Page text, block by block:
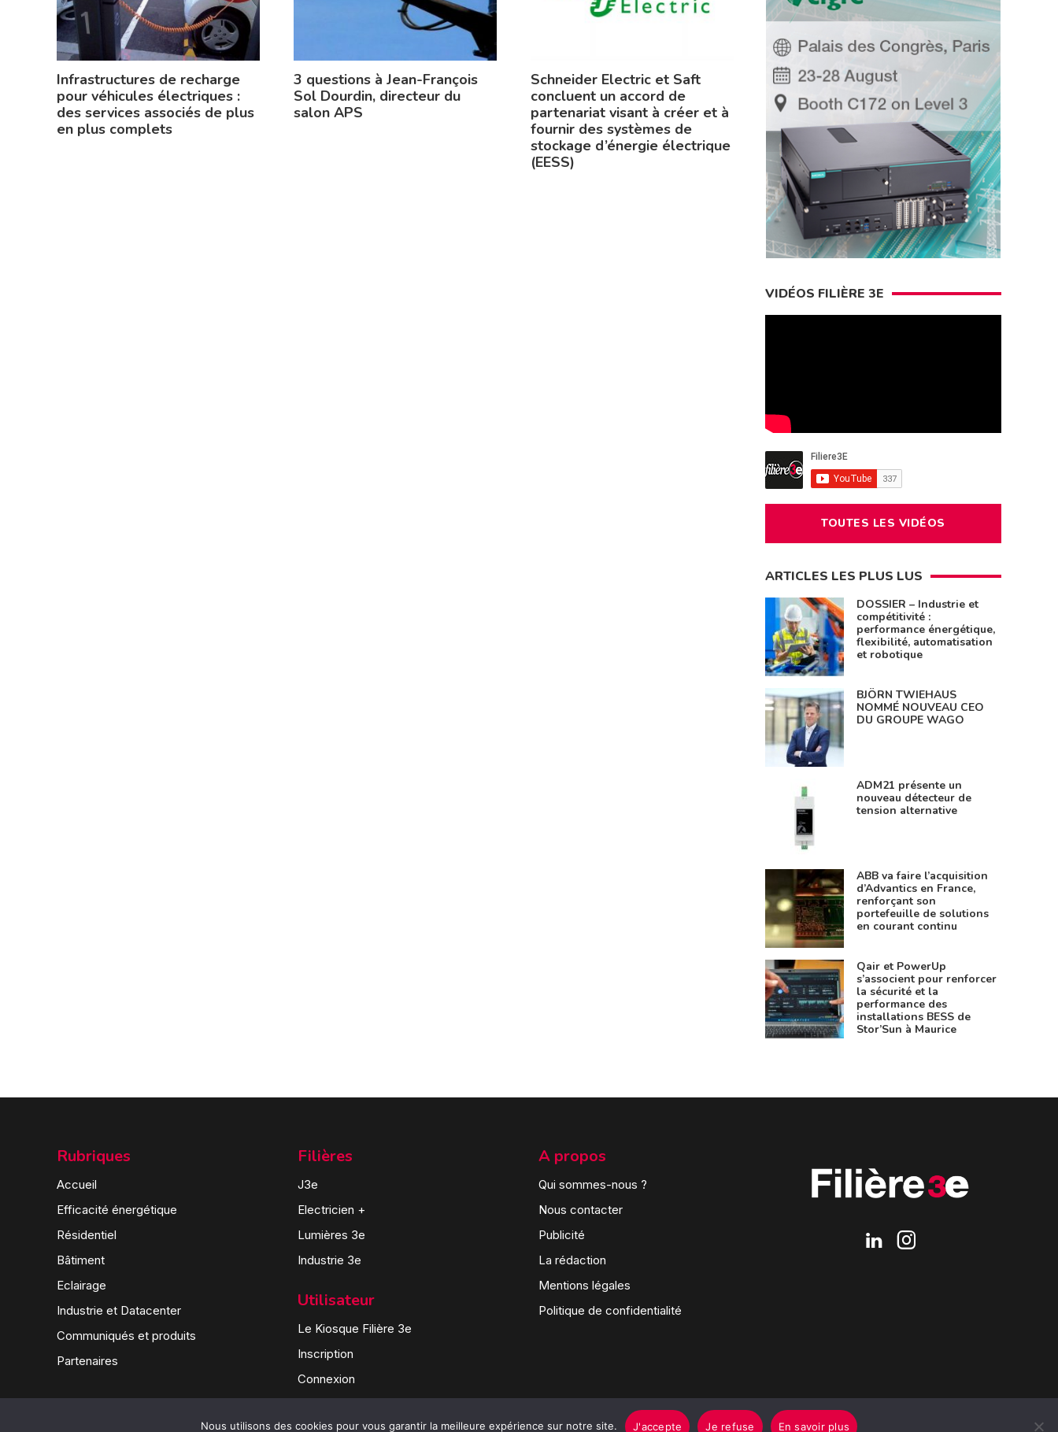
Infrastructures de recharge
pour véhicules électriques :
des services associés de plus
en plus complets
3 questions à Jean-François
Sol Dourdin, directeur du
salon APS
Schneider Electric et Saft
concluent un accord de
partenariat visant à créer et à
fournir des systèmes de
stockage d’énergie électrique
(EESS)
VIDÉOS FILIÈRE 3E
TOUTES LES VIDÉOS
ARTICLES LES PLUS LUS
DOSSIER – Industrie et
compétitivité :
performance énergétique,
flexibilité, automatisation
et robotique
BJÖRN TWIEHAUS
NOMMÉ NOUVEAU CEO
DU GROUPE WAGO
ADM21 présente un
nouveau détecteur de
tension alternative
ABB va faire l’acquisition
d’Advantics en France,
renforçant son
portefeuille de solutions
en courant continu
Qair et PowerUp
s’associent pour renforcer
la sécurité et la
performance des
installations BESS de
Stor’Sun à Maurice
Rubriques
Accueil
Efficacité énergétique
Résidentiel
Bâtiment
Eclairage
Industrie et Datacenter
Communiqués et produits
Partenaires
Filières
J3e
Electricien +
Lumières 3e
Industrie 3e
Utilisateur
Le Kiosque Filière 3e
Inscription
Connexion
A propos
Qui sommes-nous ?
Nous contacter
Publicité
La rédaction
Mentions légales
Politique de confidentialité
Nous utilisons des cookies pour vous garantir la meilleure expérience sur notre site. J'accepte Je refuse En savoir plus